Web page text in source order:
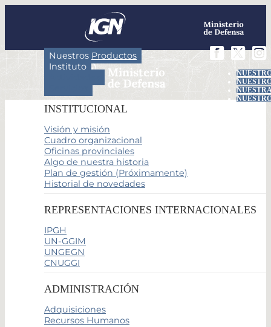
Nuestros Productos
Instituto
INSTITUCIONAL
Visión y misión
Cuadro organizacional
Oficinas provinciales
Algo de nuestra historia
Plan de gestión (Próximamente)
Historial de novedades
REPRESENTACIONES INTERNACIONALES
IPGH
UN-GGIM
UNGEGN
CNUGGI
ADMINISTRACIÓN
Adquisiciones
Recursos Humanos